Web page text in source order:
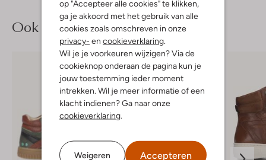
op "Accepteer alle cookies" te klikken,
ga je akkoord met het gebruik van alle
cookies zoals omschreven in onze
privacy- en cookieverklaring.
Wil je je voorkeuren wijzigen? Via de
cookieknop onderaan de pagina kun je
jouw toestemming ieder moment
intrekken. Wil je meer informatie of een
klacht indienen? Ga naar onze
cookieverklaring.
Weigeren Accepteren
Ook iets voor jou?